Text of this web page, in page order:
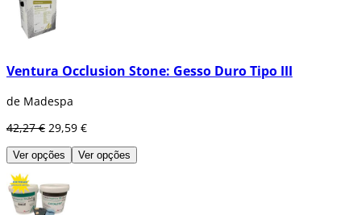
Ventura Occlusion Stone: Gesso Duro Tipo III
de Madespa
42,27 € 29,59 €
Ver opções Ver opções